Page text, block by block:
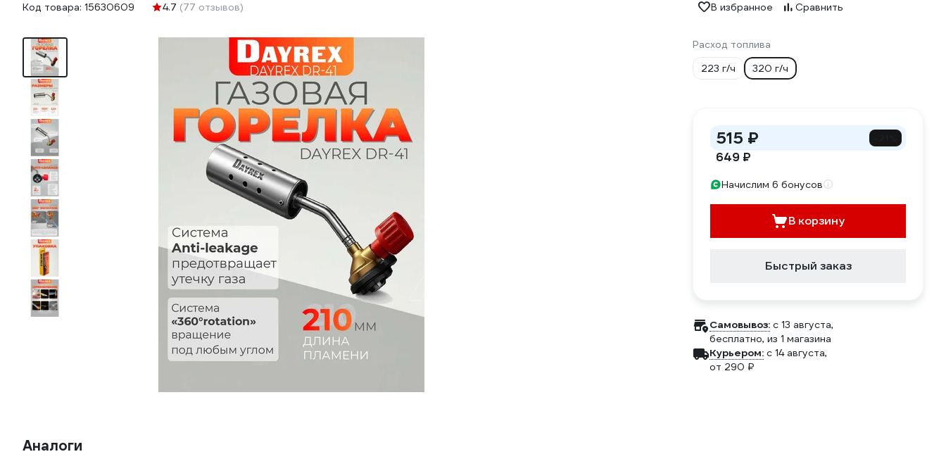
Код товара: 15630609 4.7 (77 отзывов) В избранное Сравнить
Расход топлива
223 г/ч
320 г/ч
515 ₽
649 ₽
Начислим 6 бонусов
В корзину
Быстрый заказ
Самовывоз: c 13 августа,
бесплатно, из 1 магазина
Курьером: c 14 августа,
от 290 ₽
Аналоги